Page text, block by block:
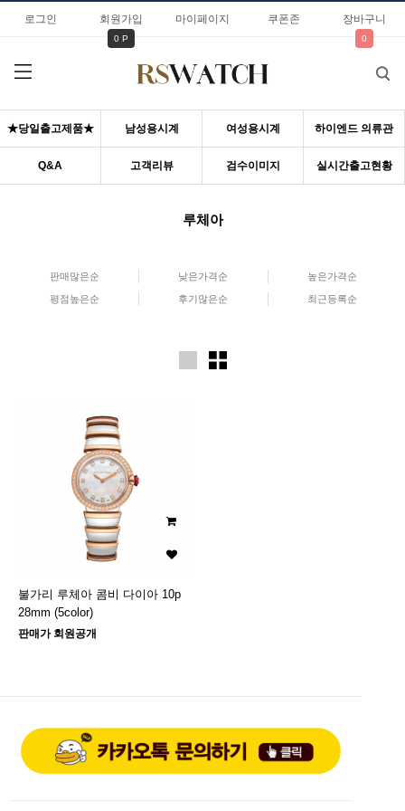
로그인 회원가입
0 P
마이페이지 쿠폰존 장바구니
0
★당일출고제품★ 남성용시계 여성용시계 하이엔드 의류관
Q&A 고객리뷰 검수이미지 실시간출고현황
루체아
판매많은순 낮은가격순 높은가격순
평점높은순 후기많은순 최근등록순
불가리 루체아 콤비 다이아 10p
28mm (5color)
판매가 회원공개